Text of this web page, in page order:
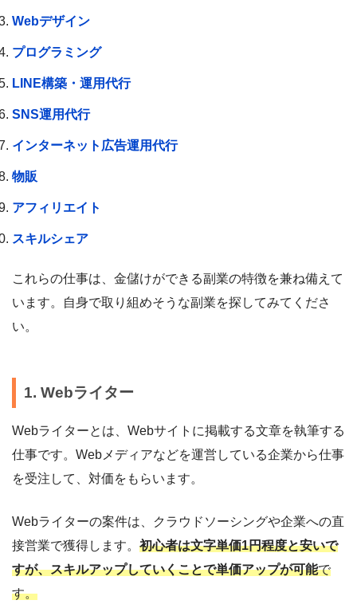
Webデザイン
プログラミング
LINE構築・運用代行
SNS運用代行
インターネット広告運用代行
物販
アフィリエイト
スキルシェア
これらの仕事は、金儲けができる副業の特徴を兼ね備えて
います。自身で取り組めそうな副業を探してみてくださ
い。
1. Webライター
Webライターとは、Webサイトに掲載する文章を執筆する
仕事です。Webメディアなどを運営している企業から仕事
を受注して、対価をもらいます。
Webライターの案件は、クラウドソーシングや企業への直
接営業で獲得します。 初心者は文字単価1円程度と安いで
すが、スキルアップしていくことで単価アップが可能で
す。